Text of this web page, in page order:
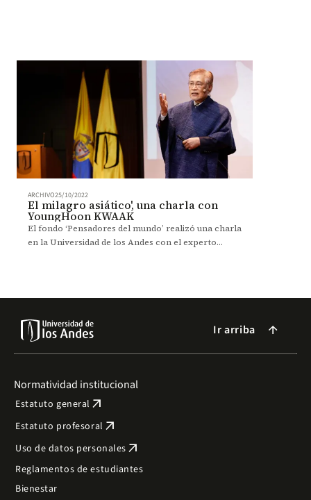
ARCHIVO25/10/2022
El milagro asiático', una charla con
YoungHoon KWAAK
El fondo ‘Pensadores del mundo’ realizó una charla
en la Universidad de los Andes con el experto
Ir arriba arrow_forward
Normatividad institucional
Estatuto general arrow_outward
Estatuto profesoral arrow_outward
Uso de datos personales arrow_outward
Reglamentos de estudiantes
Bienestar